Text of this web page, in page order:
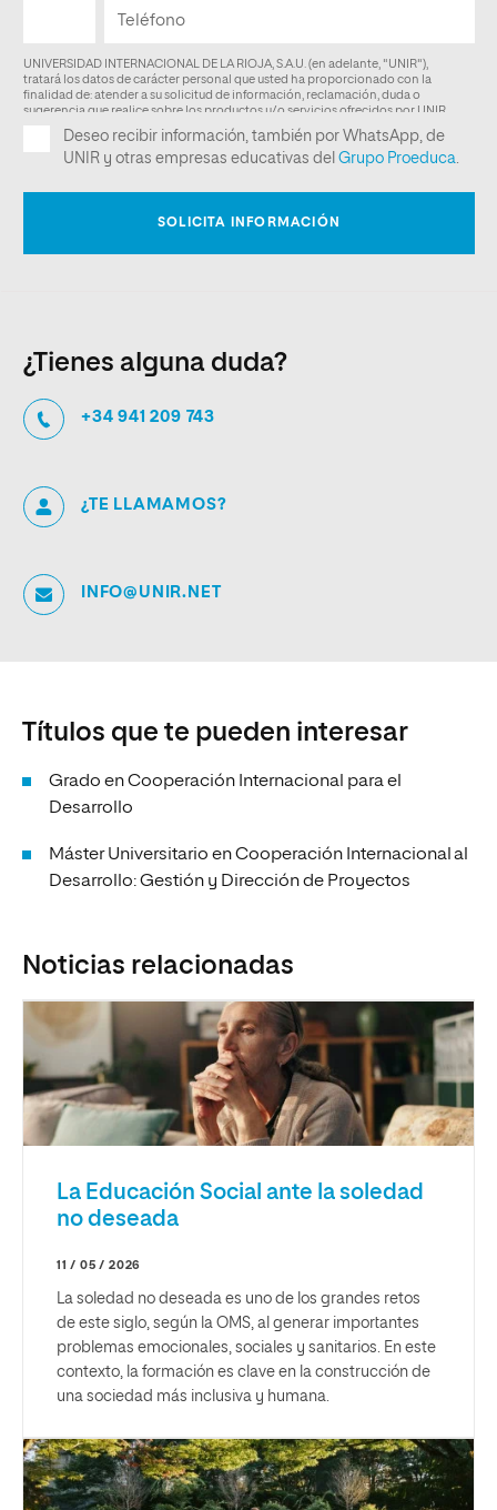
¿Tienes alguna duda?
+34 941 209 743
¿TE LLAMAMOS?
INFO@UNIR.NET
Títulos que te pueden interesar
Grado en Cooperación Internacional para el
Desarrollo
Máster Universitario en Cooperación Internacional al
Desarrollo: Gestión y Dirección de Proyectos
Noticias relacionadas
La Educación Social ante la soledad
no deseada
11 / 05 / 2026
La soledad no deseada es uno de los grandes retos
de este siglo, según la OMS, al generar importantes
problemas emocionales, sociales y sanitarios. En este
contexto, la formación es clave en la construcción de
una sociedad más inclusiva y humana.